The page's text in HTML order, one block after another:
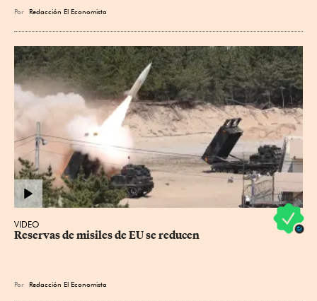
Por Redacción El Economista
VIDEO
Reservas de misiles de EU se reducen
Por Redacción El Economista